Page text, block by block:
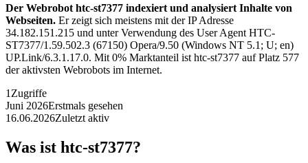
Der Webrobot htc-st7377 indexiert und analysiert Inhalte von
Webseiten. Er zeigt sich meistens mit der IP Adresse
34.182.151.215 und unter Verwendung des User Agent HTC-
ST7377/1.59.502.3 (67150) Opera/9.50 (Windows NT 5.1; U; en)
UP.Link/6.3.1.17.0. Mit 0% Marktanteil ist htc-st7377 auf Platz 577
der aktivsten Webrobots im Internet.
1 Zugriffe
Juni 2026Erstmals gesehen
16.06.2026Zuletzt aktiv
Was ist htc-st7377?